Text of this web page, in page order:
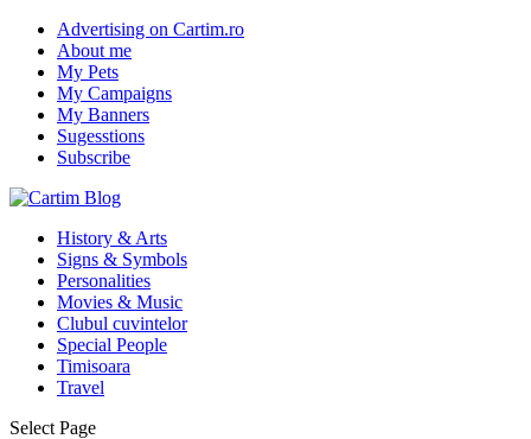
Advertising on Cartim.ro
About me
My Pets
My Campaigns
My Banners
Sugesstions
Subscribe
History & Arts
Signs & Symbols
Personalities
Movies & Music
Clubul cuvintelor
Special People
Timisoara
Travel
Select Page